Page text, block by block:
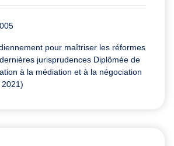
pour maîtriser les réformes
jurisprudences Diplômée de
à la médiation et à la négociation